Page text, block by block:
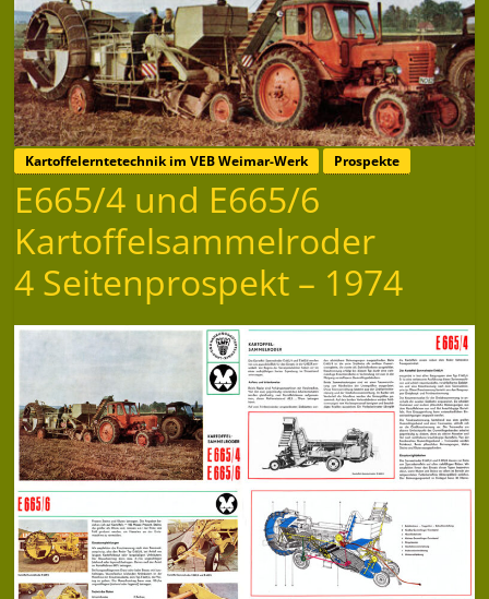
Kartoffelerntetechnik im VEB Weimar-Werk Prospekte
E665/4 und E665/6
Kartoffelsammelroder
4 Seitenprospekt – 1974